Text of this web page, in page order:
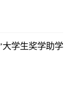
学生奖学助学